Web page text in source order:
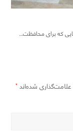
هایی که برای محافظت…
شده‌اند*